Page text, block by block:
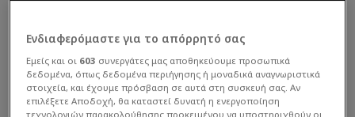
Ενδιαφερόμαστε για το απόρρητό σας
Εμείς και οι 603 συνεργάτες μας αποθηκεύουμε προσωπικά
δεδομένα, όπως δεδομένα περιήγησης ή μοναδικά αναγνωριστικά
στοιχεία, και έχουμε πρόσβαση σε αυτά στη συσκευή σας. Αν
επιλέξετε Αποδοχή, θα καταστεί δυνατή η ενεργοποίηση
τεχνολογιών παρακολούθησης προκειμένου να υποστηριχθούν οι